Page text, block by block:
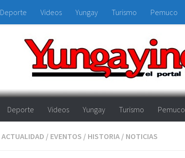
Deporte Videos Yungay Turismo Pemuco
Deporte Videos Yungay Turismo Pemuco
ACTUALIDAD / EVENTOS / HISTORIA / NOTICIAS